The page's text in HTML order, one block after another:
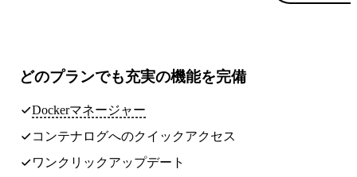
どのプランでも充実の機能を完備
Dockerマネージャー
コンテナログへのクイックアクセス
ワンクリックアップデート